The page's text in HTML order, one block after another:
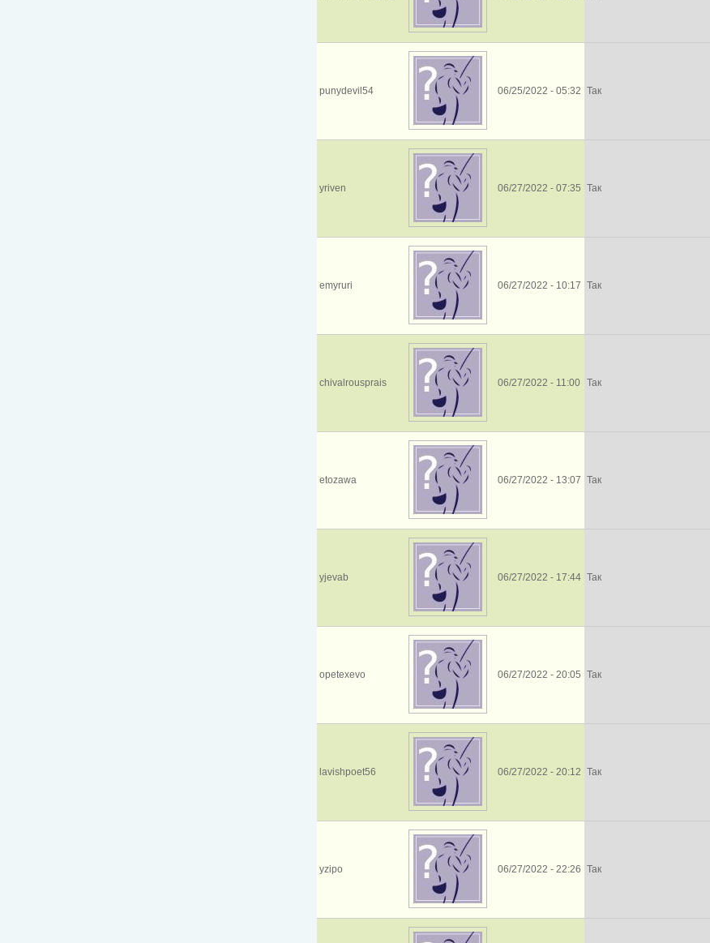
punydevil54 06/25/2022 - 05:32 Так
yriven 06/27/2022 - 07:35 Так
emyruri 06/27/2022 - 10:17 Так
chivalrousprais 06/27/2022 - 11:00 Так
etozawa 06/27/2022 - 13:07 Так
yjevab 06/27/2022 - 17:44 Так
opetexevo 06/27/2022 - 20:05 Так
lavishpoet56 06/27/2022 - 20:12 Так
yzipo 06/27/2022 - 22:26 Так